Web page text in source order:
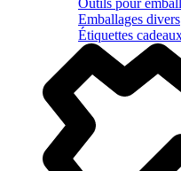
Outils pour
Emballages divers
Étiquettes